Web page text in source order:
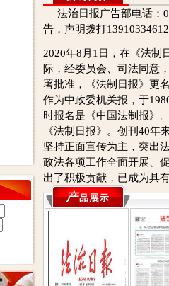
法治日报广告部电话：
告，声明拨打
2020年8月1日，在《法制
际，经委员会、司法同意
署批准，《法制日报》更
作为中政委机关报，于
时报名是《中国法制报》
《法制日报》。创刊40年
坚持正面宣传为主，突出
政法各项工作全面开展、
出了积极贡献，已成为具